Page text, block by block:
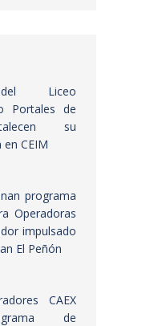
del Liceo
Portales de
su
CEIM
programa
Operadoras
impulsado
El Peñón
CAEX
de